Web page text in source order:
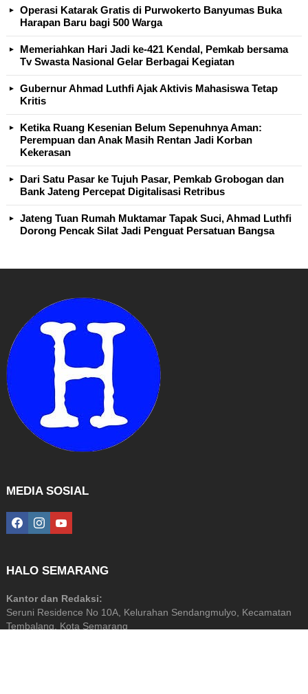
Operasi Katarak Gratis di Purwokerto Banyumas Buka
Harapan Baru bagi 500 Warga
Memeriahkan Hari Jadi ke-421 Kendal, Pemkab bersama
Tv Swasta Nasional Gelar Berbagai Kegiatan
Gubernur Ahmad Luthfi Ajak Aktivis Mahasiswa Tetap
Kritis
Ketika Ruang Kesenian Belum Sepenuhnya Aman:
Perempuan dan Anak Masih Rentan Jadi Korban
Kekerasan
Dari Satu Pasar ke Tujuh Pasar, Pemkab Grobogan dan
Bank Jateng Percepat Digitalisasi Retribus
Jateng Tuan Rumah Muktamar Tapak Suci, Ahmad Luthfi
Dorong Pencak Silat Jadi Penguat Persatuan Bangsa
MEDIA SOSIAL
facebookinstagramyoutube
HALO SEMARANG
Kantor dan Redaksi:
Seruni Residence No 10A, Kelurahan Sendangmulyo, Kecamatan
Tembalang, Kota Semarang